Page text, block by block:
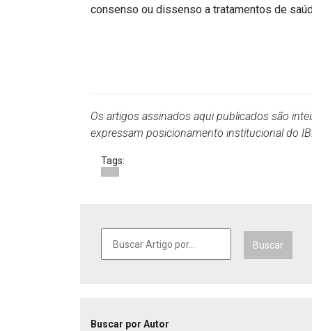
consenso ou dissenso a tratamentos de
Os artigos assinados aqui publicados são
expressam posicionamento institucional do
Tags:
Buscar
Buscar por Autor